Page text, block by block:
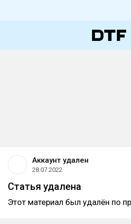
Аккаунт удален
28.07.2022
Статья удалена
Этот материал был удалён по